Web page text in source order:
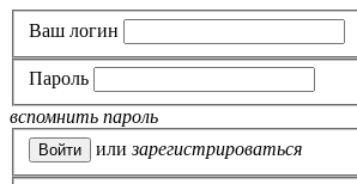
Ваш логин
Пароль
вспомнить пароль
или зарегистрироваться